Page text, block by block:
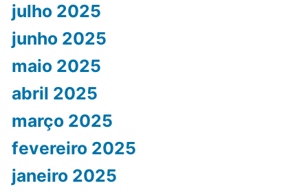
julho 2025
junho 2025
maio 2025
abril 2025
março 2025
fevereiro 2025
janeiro 2025